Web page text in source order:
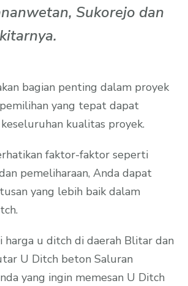
Sukorejo dan
bagian penting dalam proyek
yang tepat dapat
kualitas proyek.
faktor-faktor seperti
pemeliharaan, Anda dapat
yang lebih baik dalam
harga u ditch di daerah Blitar dan
U Ditch beton Saluran
yang ingin memesan U Ditch